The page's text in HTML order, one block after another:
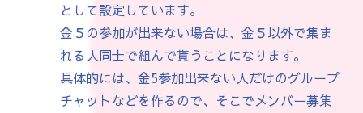
として設定しています。
金５の参加が出来ない場合は、金５以外で集ま
れる人同士で組んで貰うことになります。
具体的には、金5参加出来ない人だけのグループ
チャットなどを作るので、そこでメンバー募集